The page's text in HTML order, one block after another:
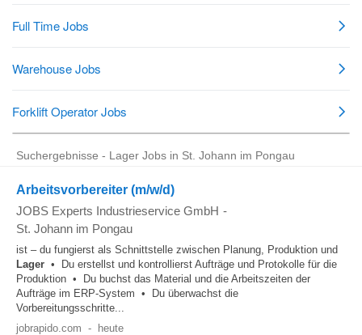
Suchergebnisse - Lager Jobs in St. Johann im Pongau
Arbeitsvorbereiter (m/w/d)
JOBS Experts Industrieservice GmbH -
St. Johann im Pongau
ist – du fungierst als Schnittstelle zwischen Planung, Produktion und
Lager • Du erstellst und kontrollierst Aufträge und Protokolle für die
Produktion • Du buchst das Material und die Arbeitszeiten der
Aufträge im ERP-System • Du überwachst die
Vorbereitungsschritte...
jobrapido.com - heute